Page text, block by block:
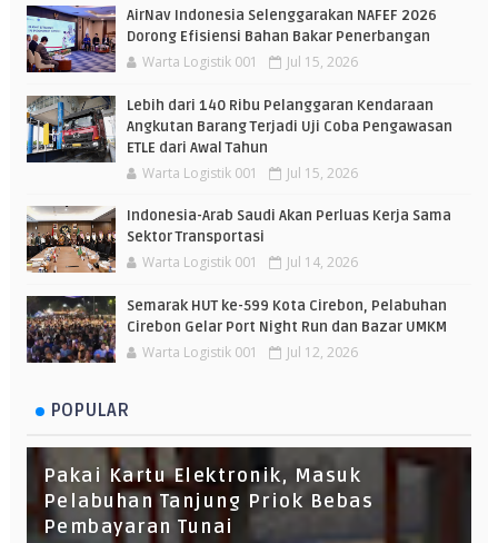
AirNav Indonesia Selenggarakan NAFEF 2026
Dorong Efisiensi Bahan Bakar Penerbangan
Warta Logistik 001 Jul 15, 2026
Lebih dari 140 Ribu Pelanggaran Kendaraan
Angkutan Barang Terjadi Uji Coba Pengawasan
ETLE dari Awal Tahun
Warta Logistik 001 Jul 15, 2026
Indonesia-Arab Saudi Akan Perluas Kerja Sama
Sektor Transportasi
Warta Logistik 001 Jul 14, 2026
Semarak HUT ke-599 Kota Cirebon, Pelabuhan
Cirebon Gelar Port Night Run dan Bazar UMKM
Warta Logistik 001 Jul 12, 2026
POPULAR
Pakai Kartu Elektronik, Masuk
Pelabuhan Tanjung Priok Bebas
Pembayaran Tunai